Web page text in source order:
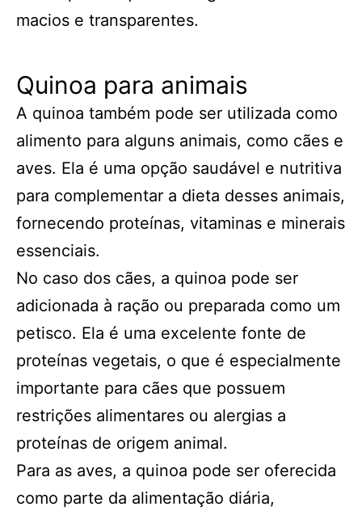
macios e transparentes.
Quinoa para animais
A quinoa também pode ser utilizada como
alimento para alguns animais, como cães e
aves. Ela é uma opção saudável e nutritiva
para complementar a dieta desses animais,
fornecendo proteínas, vitaminas e minerais
essenciais.
No caso dos cães, a quinoa pode ser
adicionada à ração ou preparada como um
petisco. Ela é uma excelente fonte de
proteínas vegetais, o que é especialmente
importante para cães que possuem
restrições alimentares ou alergias a
proteínas de origem animal.
Para as aves, a quinoa pode ser oferecida
como parte da alimentação diária,